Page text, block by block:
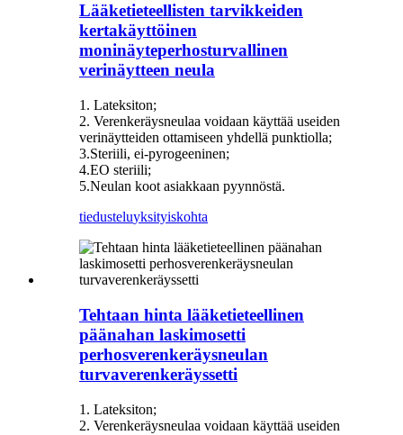
Lääketieteellisten tarvikkeiden
kertakäyttöinen
moninäyteperhosturvallinen
verinäytteen neula
1. Lateksiton;
2. Verenkeräysneulaa voidaan käyttää useiden
verinäytteiden ottamiseen yhdellä punktiolla;
3.Steriili, ei-pyrogeeninen;
4.EO steriili;
5.Neulan koot asiakkaan pyynnöstä.
tiedusteluyksityiskohta
Tehtaan hinta lääketieteellinen
päänahan laskimosetti
perhosverenkeräysneulan
turvaverenkeräyssetti
1. Lateksiton;
2. Verenkeräysneulaa voidaan käyttää useiden